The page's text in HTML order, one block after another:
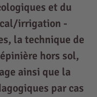
et du
irrigation -
la technique de
hors sol,
ainsi que la
par cas